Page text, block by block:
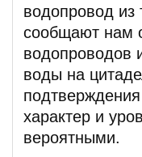
водопровод из
сообщают нам
водопроводов
воды на
характер и
вероятными.